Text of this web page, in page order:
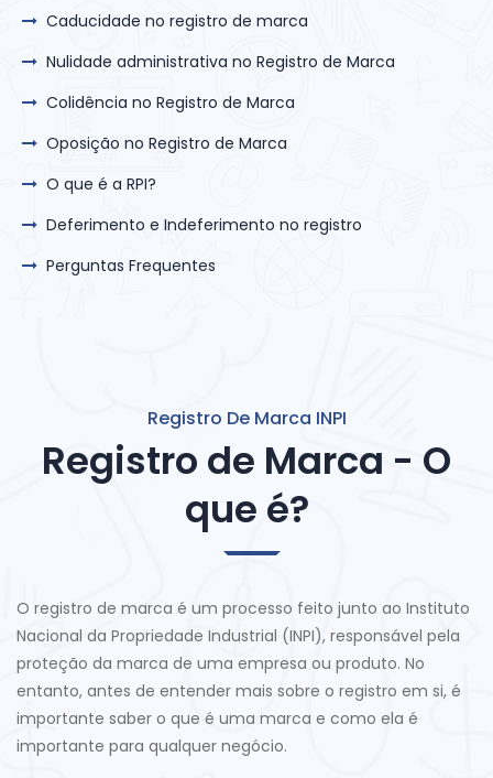
Caducidade no registro de marca
Nulidade administrativa no Registro de Marca
Colidência no Registro de Marca
Oposição no Registro de Marca
O que é a RPI?
Deferimento e Indeferimento no registro
Perguntas Frequentes
Registro De Marca INPI
Registro de Marca - O
que é?
O registro de marca é um processo feito junto ao Instituto
Nacional da Propriedade Industrial (INPI), responsável pela
proteção da marca de uma empresa ou produto. No
entanto, antes de entender mais sobre o registro em si, é
importante saber o que é uma marca e como ela é
importante para qualquer negócio.